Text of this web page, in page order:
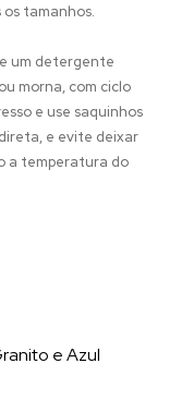
tamanhos.
um detergente
morna, com ciclo
e use saquinhos
e evite deixar
a temperatura do
e Azul